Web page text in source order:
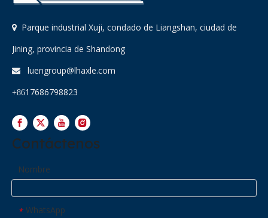
 Parque industrial Xuji, condado de Liangshan, ciudad de
Jining, provincia de Shandong
 luengroup@lhaxle.com
+8617686798823
Contáctenos
Nombre
* WhatsApp